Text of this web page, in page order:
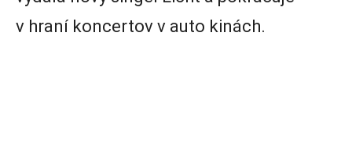
v hraní koncertov v auto kinách.